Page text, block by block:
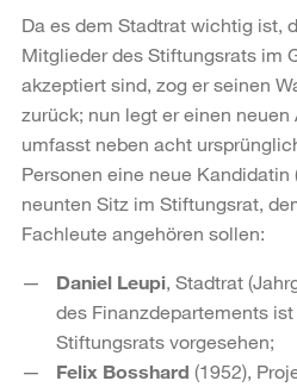
Da es dem Stadtrat wichtig ist,
Mitglieder des Stiftungsrats im
akzeptiert sind, zog er seinen
zurück; nun legt er einen neuen
umfasst neben acht
Personen eine neue Kandidatin
neunten Sitz im Stiftungsrat,
Fachleute angehören sollen:
Daniel Leupi , Stadtrat
des Finanzdepartements
Stiftungsrats vorgesehen;
Felix Bosshard (1952),